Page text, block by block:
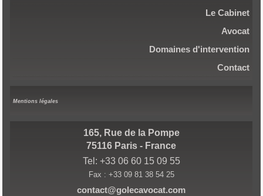
Le Cabinet
Avocat
Domaines d'intervention
Contact
Mentions légales
165, Rue de la Pompe
75116 Paris - France
Tel: +33 06 60 15 09 55
Fax : +33 09 81 38 54 25
contact@golecavocat.com